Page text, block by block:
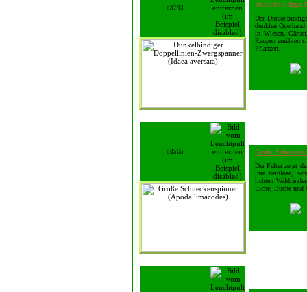
d8743
Dunkelbindiger
Der
dunklen
in Wiesen,
Raupen ernähren
Pflanzen.
d8565
Große
Der Falter zeigt
ihre beinlose,
lichten
Eiche, Buche und